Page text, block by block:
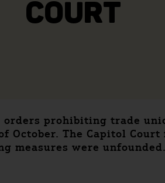
COURT
orders prohibiting trade
The Capitol
were